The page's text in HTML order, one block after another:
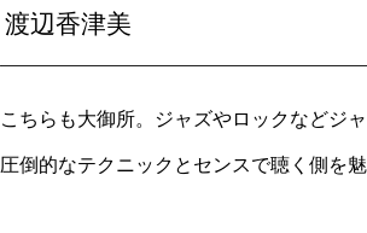
渡辺香津美
こちらも大御所。ジャズやロックなどジ
圧倒的なテクニックとセンスで聴く側を魅